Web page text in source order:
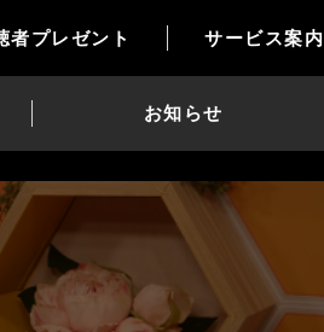
者プレゼント サービス案内
お知らせ